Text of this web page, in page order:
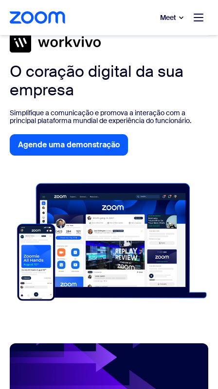
principal
chat de ajuda Meet
O coração digital da sua
empresa
Simplifique a comunicação e promova a interação com a
principal plataforma mundial de experiência do funcionário.
Agende uma demonstração
Agende uma demonstração